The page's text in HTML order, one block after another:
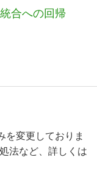
合への回帰
を変更しておりま
法など、詳しくは